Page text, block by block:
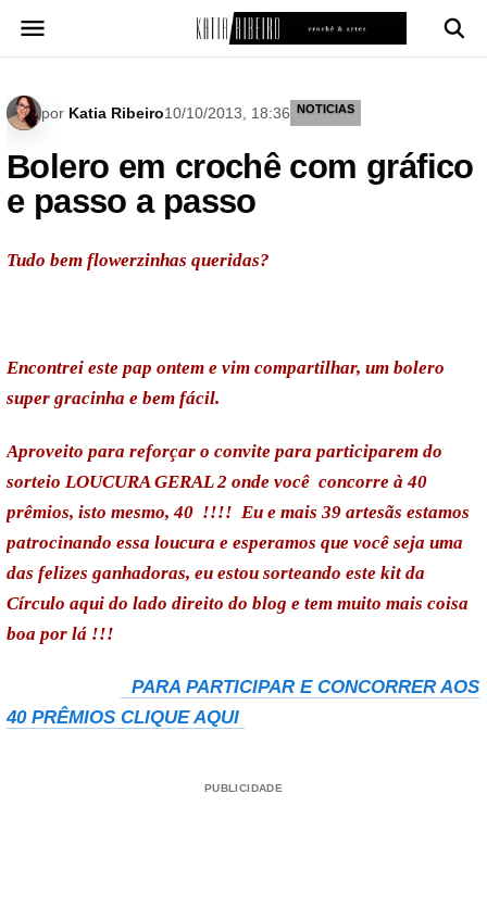
para
por Katia Ribeiro10/10/2013, 18:36 NOTICIAS
Bolero em crochê com gráfico
e passo a passo
Tudo bem flowerzinhas queridas?
Encontrei este pap ontem e vim compartilhar, um bolero
super gracinha e bem fácil.
Aproveito para reforçar o convite para participarem do
sorteio LOUCURA GERAL 2 onde você concorre à 40
prêmios, isto mesmo, 40 !!!! Eu e mais 39 artesãs estamos
patrocinando essa loucura e esperamos que você seja uma
das felizes ganhadoras, eu estou sorteando este kit da
Círculo aqui do lado direito do blog e tem muito mais coisa
boa por lá !!!
PARA PARTICIPAR E CONCORRER AOS
40 PRÊMIOS CLIQUE AQUI
PUBLICIDADE